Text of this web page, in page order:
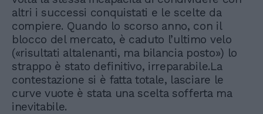
altri i successi conquistati e le scelte da
compiere. Quando lo scorso anno, con il
blocco del mercato, è caduto l’ultimo velo
(«risultati altalenanti, ma bilancia posto») lo
strappo è stato definitivo, irreparabile.La
contestazione si è fatta totale, lasciare le
curve vuote è stata una scelta sofferta ma
inevitabile.